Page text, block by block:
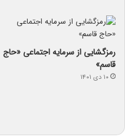
رمزگشایی از سرمایه‌ اجتماعی «حاج
قاسم»
۱۰ دی ۱۴۰۱